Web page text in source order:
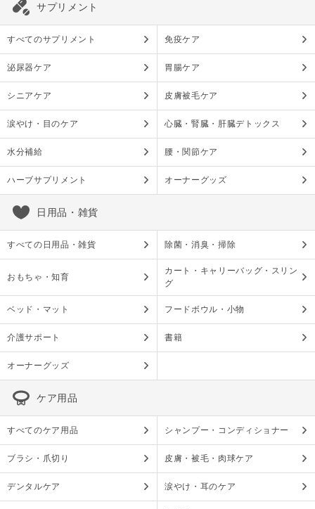
サプリメント
すべてのサプリメント 免疫ケア
泌尿器ケア 胃腸ケア
シニアケア 皮膚被毛ケア
涙やけ・目のケア 心臓・腎臓・肝臓デトックス
水分補給 腰・関節ケア
ハーブサプリメント オーナーグッズ
日用品・雑貨
すべての日用品・雑貨 除菌・消臭・掃除
おもちゃ・知育
カート・キャリーバッグ・スリン
グ
ベッド・マット フードボウル・小物
介護サポート 書籍
オーナーグッズ
ケア用品
すべてのケア用品 シャンプー・コンディショナー
ブラシ・爪切り 皮膚・被毛・肉球ケア
デンタルケア 涙やけ・耳のケア